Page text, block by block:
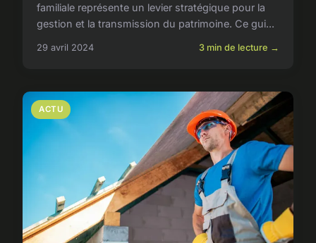
familiale représente un levier stratégique pour la
gestion et la transmission du patrimoine. Ce gui...
29 avril 2024 3 min de lecture →
ACTU